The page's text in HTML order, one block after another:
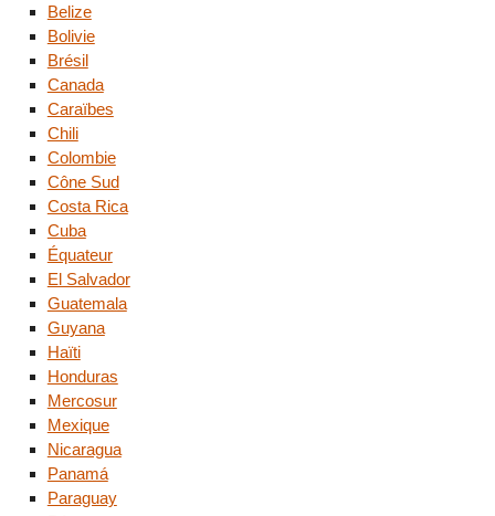
Belize
Bolivie
Brésil
Canada
Caraïbes
Chili
Colombie
Cône Sud
Costa Rica
Cuba
Équateur
El Salvador
Guatemala
Guyana
Haïti
Honduras
Mercosur
Mexique
Nicaragua
Panamá
Paraguay